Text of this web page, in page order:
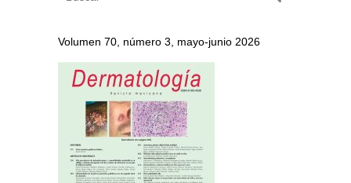
Volumen 70, número 3, mayo-junio 2026